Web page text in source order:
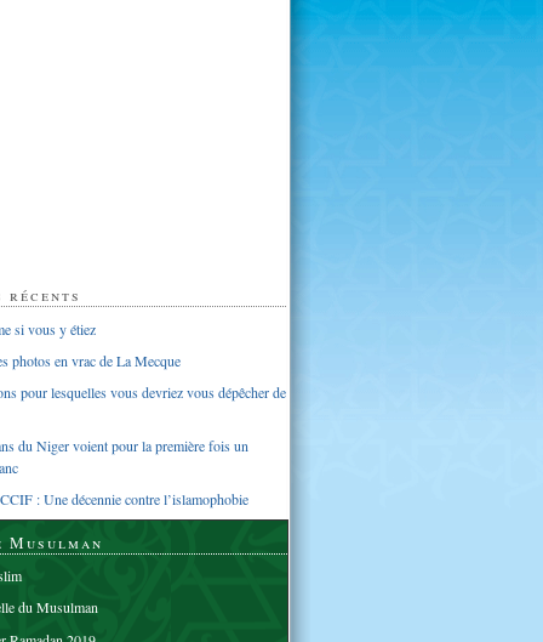
si vous y étiez
photos en vrac de La Mecque
pour lesquelles vous devriez vous dépêcher de
du Niger voient pour la première fois un
: Une décennie contre l’islamophobie
Musulman
du Musulman